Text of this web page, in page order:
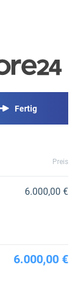
Fertig
Preis
6.000,00 €
6.000,00 €